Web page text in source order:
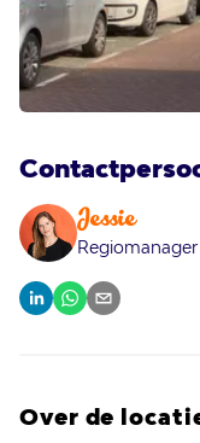
Jessie
Regiomanager
Over de